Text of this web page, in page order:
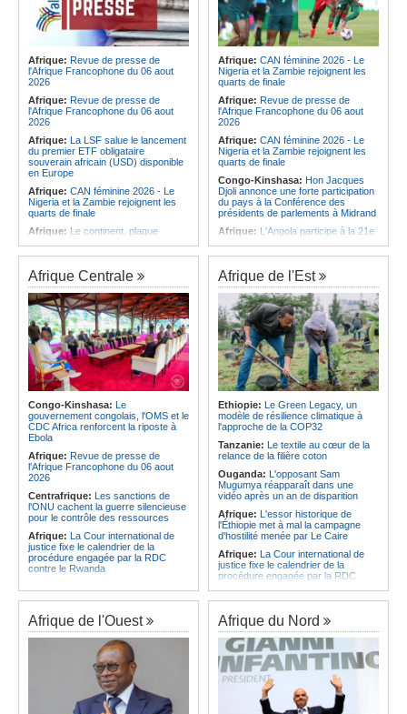
Afrique: Revue de presse de
l'Afrique Francophone du 06 aout
2026
Afrique: Revue de presse de
l'Afrique Francophone du 06 aout
2026
Afrique: La LSF salue le lancement
du premier ETF obligataire
souverain africain (USD) disponible
en Europe
Afrique: CAN féminine 2026 - Le
Nigeria et la Zambie rejoignent les
quarts de finale
Afrique: Le continent, plaque
Afrique:Pourquoi l'avenir du textile
africain est bien plus prometteur que
ne le laissent penser les chiffres
Afrique:L'essor historique de
l'Éthiopie met à mal la campagne
d'hostilité menée par Le Caire
Afrique:La Cour international de
justice fixe le calendrier de la
procédure engagée par la RDC
contre le Rwanda
Afrique:Ligue des Champions de la
CAF - L'Espérance exemptée au
premier tour, le Club Africain hérite
du Djoliba AC
Afrique: Un consortium européen
développe un modèle de production
novateur pour les ingrédients
opportunité pour le pays
Afrique: CAN féminine 2026 - Le
Nigeria et la Zambie rejoignent les
quarts de finale
Afrique: Revue de presse de
l'Afrique Francophone du 06 aout
2026
Afrique: CAN féminine 2026 - Le
Nigeria et la Zambie rejoignent les
quarts de finale
Congo-Kinshasa: Hon Jacques
Djoli annonce une forte participation
du pays à la Conférence des
présidents de parlements à Midrand
Afrique: L'Angola participe à la 21e
Afrique:CAN féminine - La Côte
d'Ivoire affrontera l'Algérie et le
Maroc fera face à l'Afrique du Sud
en quarts
Afrique: Revue de presse de
l'Afrique francophone du 05 août
2026
Afrique:L'Angola et l'UA préparent
le sommet sur la prévention et la
résolution des conflits
Angola:Le paiement échelonné
des services touristiques démarre
ce jeudi
Angola:Jiu-jitsu - Le pays
décroche une troisième médaille à
Afrique Centrale
Congo-Kinshasa: Le
gouvernement congolais, l'OMS et le
CDC Africa renforcent la riposte à
Ebola
Afrique: Revue de presse de
l'Afrique Francophone du 06 aout
2026
Centrafrique: Les sanctions de
l'ONU cachent la guerre silencieuse
pour le contrôle des ressources
Afrique: La Cour international de
justice fixe le calendrier de la
procédure engagée par la RDC
contre le Rwanda
Congo-Kinshasa:Plan stratégique
triennal 2026-2028 - L'IGF place la
digitalisation au coeur des réformes
Congo-Kinshasa:RDC - Félix
Tshisekedi place le CEFOCK au
coeur de bataille de l'appropriation
du Génocost !
Afrique de l'Est
Ethiopie: Le Green Legacy, un
modèle de résilience climatique à
l'approche de la COP32
Tanzanie: Le textile au cœur de la
relance de la filière coton
Ouganda: L'opposant Sam
Mugumya réapparaît dans une
vidéo après un an de disparition
Afrique: L'essor historique de
l'Éthiopie met à mal la campagne
d'hostilité menée par Le Caire
Afrique: La Cour international de
justice fixe le calendrier de la
procédure engagée par la RDC
Ethiopie:Addis-Abeba - L'église
d'Afrique lance officiellement son
'cheminement' vers la grande
Assemblée de 2028
Afrique de l'Est: Le pari du régime
érythréen - Pousser le Tigray vers
une zone tampon dans le cadre
d'une nouvelle guerre par
procuration
Afrique de l'Ouest Afrique du Nord